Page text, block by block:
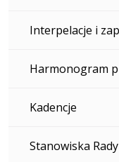
Interpelacje i
Harmonogram
Kadencje
Stanowiska